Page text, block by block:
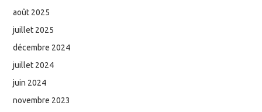
août 2025
juillet 2025
décembre 2024
juillet 2024
juin 2024
novembre 2023